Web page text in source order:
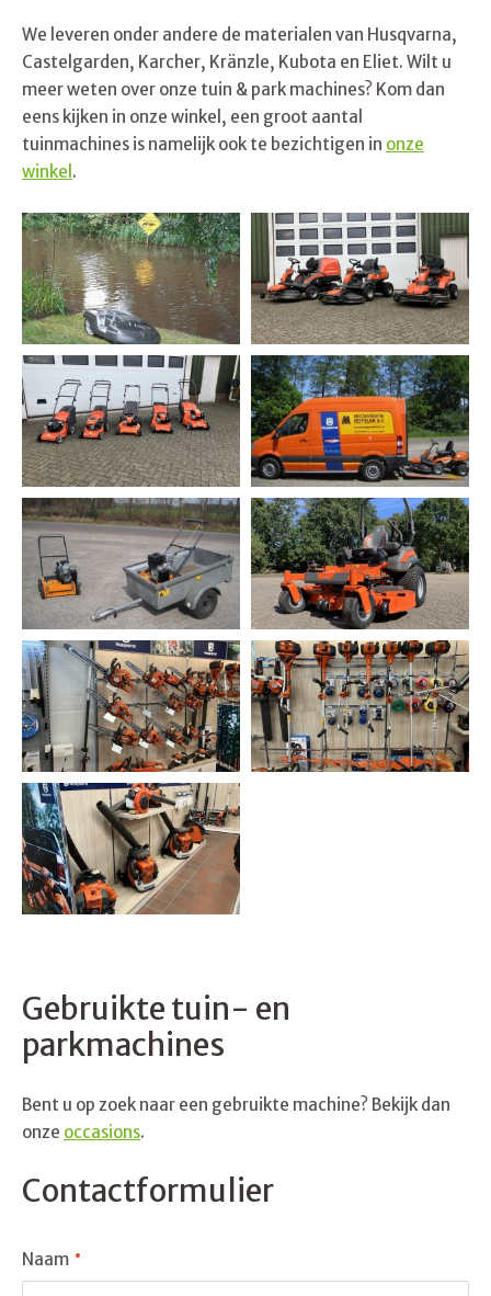
We leveren onder andere de materialen van Husqvarna,
Castelgarden, Karcher, Kränzle, Kubota en Eliet. Wilt u
meer weten over onze tuin & park machines? Kom dan
eens kijken in onze winkel, een groot aantal
tuinmachines is namelijk ook te bezichtigen in onze
winkel .
Gebruikte tuin- en
parkmachines
Bent u op zoek naar een gebruikte machine? Bekijk dan
onze occasions.
Contactformulier
Naam